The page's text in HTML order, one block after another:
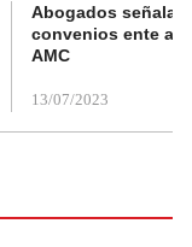
Abogados
convenios ente
AMC
13/07/2023